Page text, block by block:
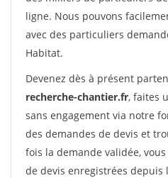
ligne. Nous pouvons
avec des particuliers
Habitat.
Devenez dès à présent
recherche-chantier.fr, faites
sans engagement via notre
des demandes de devis et
fois la demande validée,
de devis enregistrées depuis